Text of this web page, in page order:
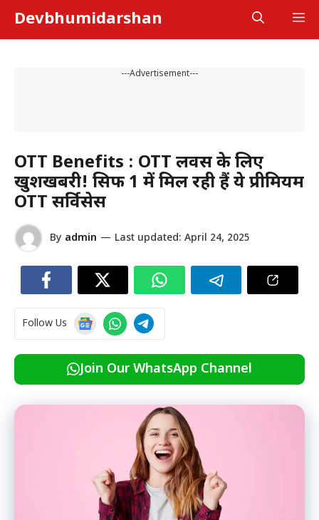
content
Devbhumidarshan
---Advertisement---
OTT Benefits : OTT लवर्स के लिए
खुशखबरी! सिर्फ ₹1 में मिल रही हैं ये प्रीमियम
OTT सर्विसेस
By admin — Last updated: April 24, 2025
Follow Us
Join Our WhatsApp Channel